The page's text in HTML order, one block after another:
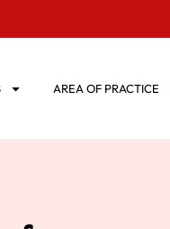
AREA OF PRACTICE